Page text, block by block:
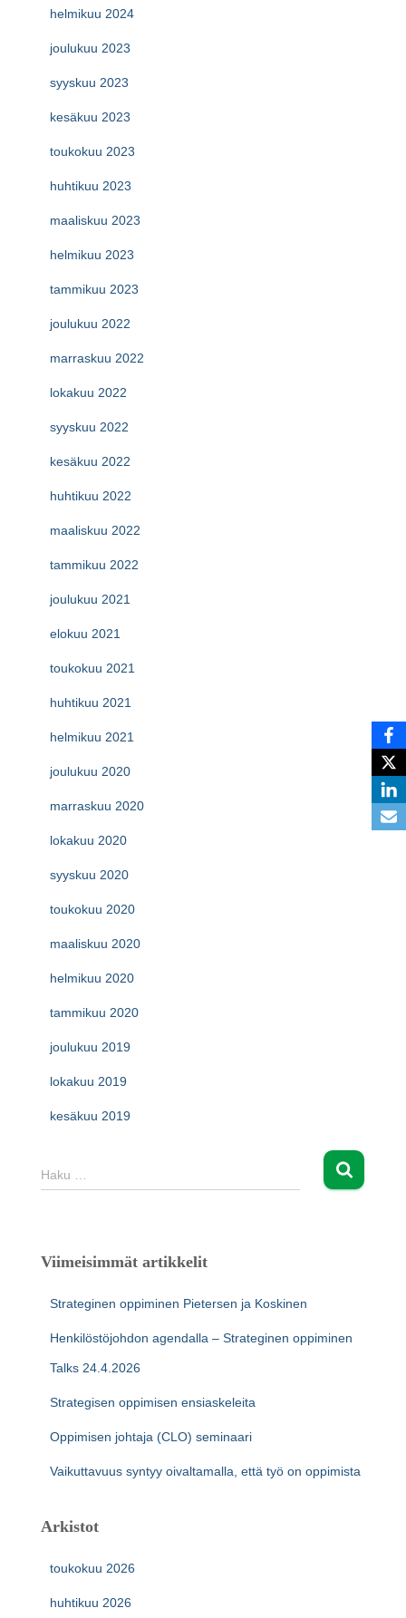
helmikuu 2024
joulukuu 2023
syyskuu 2023
kesäkuu 2023
toukokuu 2023
huhtikuu 2023
maaliskuu 2023
helmikuu 2023
tammikuu 2023
joulukuu 2022
marraskuu 2022
lokakuu 2022
syyskuu 2022
kesäkuu 2022
huhtikuu 2022
maaliskuu 2022
tammikuu 2022
joulukuu 2021
elokuu 2021
toukokuu 2021
huhtikuu 2021
helmikuu 2021
joulukuu 2020
marraskuu 2020
lokakuu 2020
syyskuu 2020
toukokuu 2020
maaliskuu 2020
helmikuu 2020
tammikuu 2020
joulukuu 2019
lokakuu 2019
kesäkuu 2019
H
a
Haku …
Viimeisimmät artikkelit
Strateginen oppiminen Pietersen ja Koskinen
Henkilöstöjohdon agendalla – Strateginen oppiminen
Talks 24.4.2026
Strategisen oppimisen ensiaskeleita
Oppimisen johtaja (CLO) seminaari
Vaikuttavuus syntyy oivaltamalla, että työ on oppimista
Arkistot
toukokuu 2026
huhtikuu 2026